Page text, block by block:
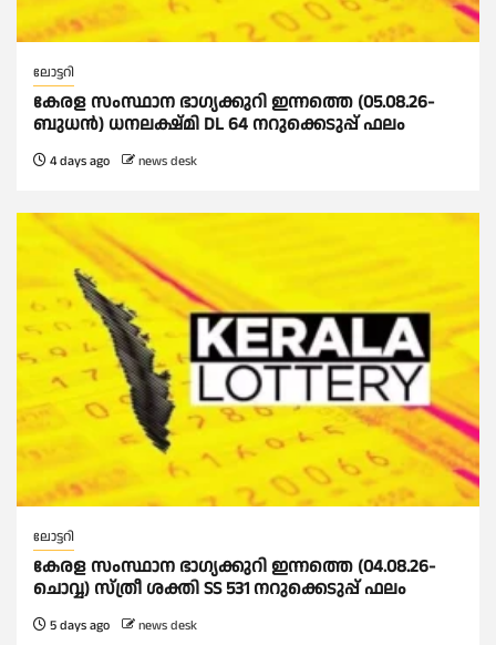
ലോട്ടറി
കേരള സംസ്ഥാന ഭാഗ്യക്കുറി ഇന്നത്തെ (05.08.26-
ബുധൻ) ധനലക്ഷ്മി DL 64 നറുക്കെടുപ്പ് ഫലം
4 days ago news desk
ലോട്ടറി
കേരള സംസ്ഥാന ഭാഗ്യക്കുറി ഇന്നത്തെ (04.08.26-
ചൊവ്വ) സ്ത്രീ ശക്തി SS 531 നറുക്കെടുപ്പ് ഫലം
5 days ago news desk